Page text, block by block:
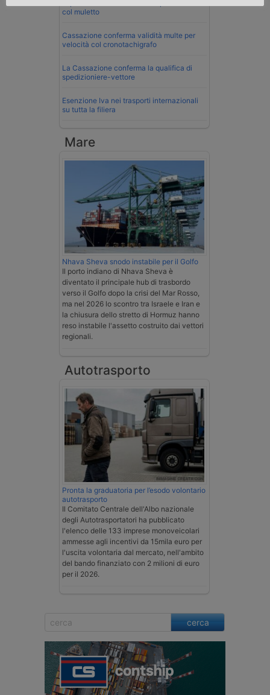
col muletto
Cassazione conferma validità multe per
velocità col cronotachigrafo
La Cassazione conferma la qualifica di
spedizioniere-vettore
Esenzione Iva nei trasporti internazionali
su tutta la filiera
Mare
Nhava Sheva snodo instabile per il Golfo
Il porto indiano di Nhava Sheva è
diventato il principale hub di trasbordo
verso il Golfo dopo la crisi del Mar Rosso,
ma nel 2026 lo scontro tra Israele e Iran e
la chiusura dello stretto di Hormuz hanno
reso instabile l'assetto costruito dai vettori
regionali.
Autotrasporto
Pronta la graduatoria per l’esodo volontario
autotrasporto
Il Comitato Centrale dell'Albo nazionale
degli Autotrasportatori ha pubblicato
l'elenco delle 133 imprese monoveicolari
ammesse agli incentivi da 15mila euro per
l'uscita volontaria dal mercato, nell'ambito
del bando finanziato con 2 milioni di euro
per il 2026.
cerca